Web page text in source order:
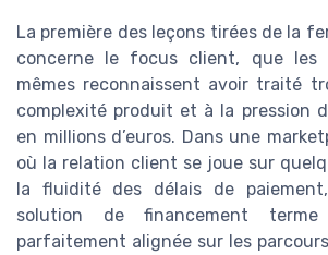
La première des leçons tirées de la
concerne le focus client, que les
mêmes reconnaissent avoir traité
complexité produit et à la pression
en millions d’euros. Dans une
où la relation client se joue sur
la fluidité des délais de
solution de financement
parfaitement alignée sur les